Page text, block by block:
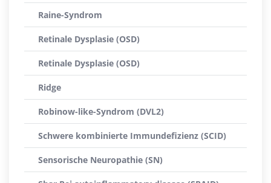
Raine-Syndrom
Retinale Dysplasie (OSD)
Retinale Dysplasie (OSD)
Ridge
Robinow-like-Syndrom (DVL2)
Schwere kombinierte Immundefizienz (SCID)
Sensorische Neuropathie (SN)